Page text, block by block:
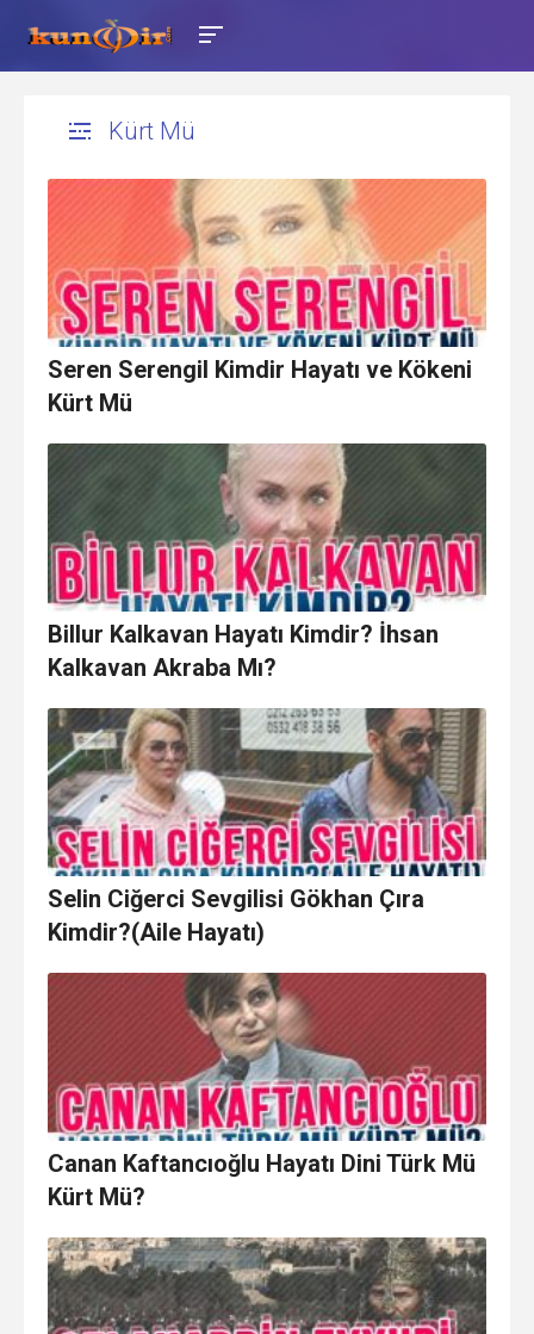
Kürt Mü
Seren Serengil Kimdir Hayatı ve Kökeni
Kürt Mü
Billur Kalkavan Hayatı Kimdir? İhsan
Kalkavan Akraba Mı?
Selin Ciğerci Sevgilisi Gökhan Çıra
Kimdir?(Aile Hayatı)
Canan Kaftancıoğlu Hayatı Dini Türk Mü
Kürt Mü?